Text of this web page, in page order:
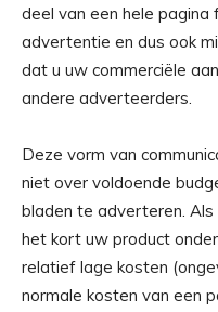
deel van een hele pagina
advertentie en dus ook
dat u uw commerciële
andere adverteerders.
Deze vorm van
niet over voldoende
bladen te adverteren.
het kort uw product
relatief lage kosten
normale kosten van een